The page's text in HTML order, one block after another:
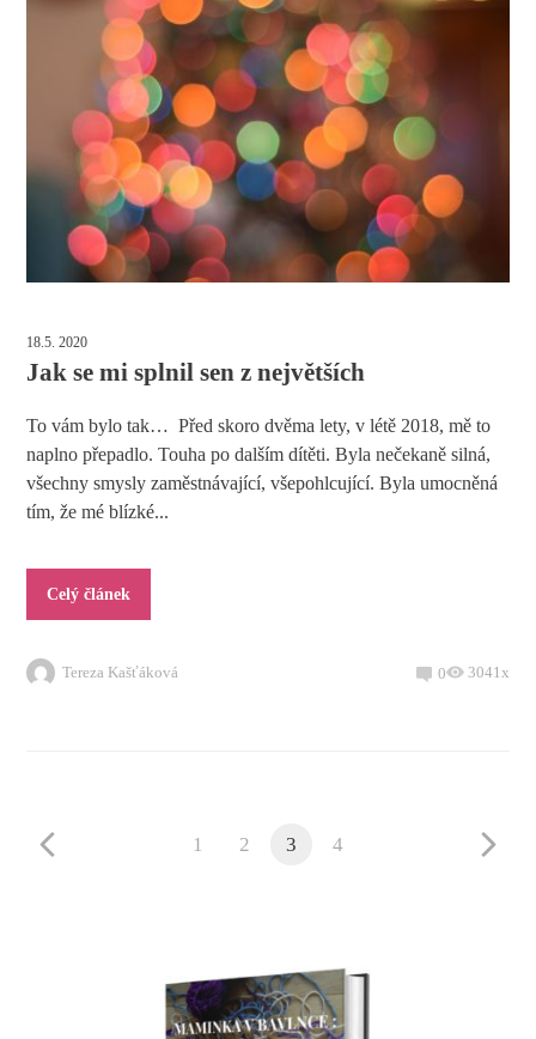
18.5. 2020
Jak se mi splnil sen z největších
To vám bylo tak… Před skoro dvěma lety, v létě 2018, mě to
naplno přepadlo. Touha po dalším dítěti. Byla nečekaně silná,
všechny smysly zaměstnávající, všepohlcující. Byla umocněná
tím, že mé blízké...
Celý článek
Tereza Kašťáková 0 3041x
1 2 3 4